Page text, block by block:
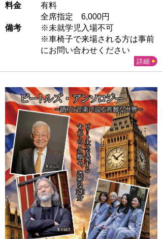
料金
有料
全席指定 6,000円
備考
※未就学児入場不可
※車椅子で来場される方は事前
にお問い合わせください
詳細